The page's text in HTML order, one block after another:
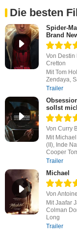
Die besten
Spider-
Brand
Von Destin
Cretton
Mit Tom
Zendaya,
Trailer
sollst
Von Curry
Mit
(II), Inde
Cooper
Trailer
Michael
Von
Mit Jaafar
Colman
Long
Trailer